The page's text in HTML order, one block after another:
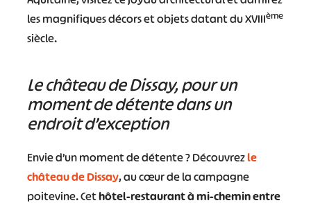
les magnifiques décors et objets datant du XVIIIème
siècle.
Le château de Dissay, pour un
moment de détente dans un
endroit d’exception
Envie d’un moment de détente ? Découvrezle
château de Dissay, au cœur de la campagne
poitevine. Cethôtel-restaurant à mi-chemin entre